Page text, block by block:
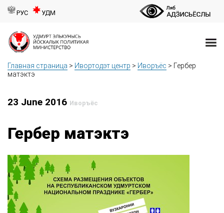
РУС УДМ
Главная страница > Ивортодэт центр > Иворъёс > Гербер
матэктэ
23 June 2016 Иворъёс
Гербер матэктэ